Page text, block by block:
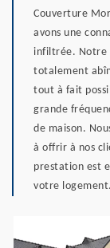
Couverture
avons une
infiltrée. Notre
totalement
tout à fait
grande
de maison.
à offrir à nos
prestation est
votre logement.